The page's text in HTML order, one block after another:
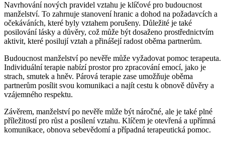
Navrhování nových pravidel vztahu je klíčové pro budoucnost
manželství. To zahrnuje stanovení hranic a dohod na požadavcích a
očekáváních, které byly vztahem porušeny. Důležité je také
posilování lásky a důvěry, což může být dosaženo prostřednictvím
aktivit, které posilují vztah a přinášejí radost oběma partnerům.
Budoucnost manželství po nevěře může vyžadovat pomoc terapeuta.
Individuální terapie nabízí prostor pro zpracování emocí, jako je
strach, smutek a hněv. Párová terapie zase umožňuje oběma
partnerům posílit svou komunikaci a najít cestu k obnově důvěry a
vzájemného respektu.
Závěrem, manželství po nevěře může být náročné, ale je také plné
příležitostí pro růst a posílení vztahu. Klíčem je otevřená a upřímná
komunikace, obnova sebevědomí a případná terapeutická pomoc.